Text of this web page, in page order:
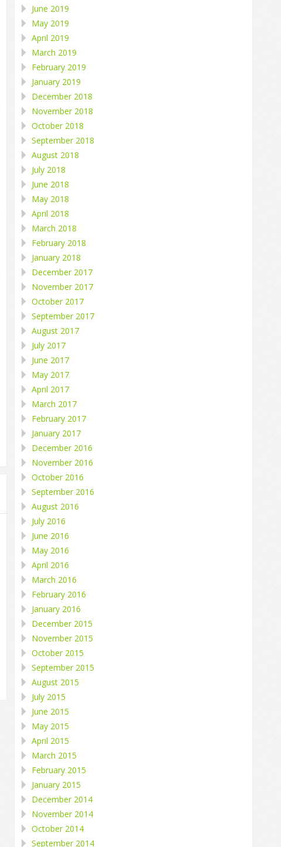
June 2019
May 2019
April 2019
March 2019
February 2019
January 2019
December 2018
November 2018
October 2018
September 2018
August 2018
July 2018
June 2018
May 2018
April 2018
March 2018
February 2018
January 2018
December 2017
November 2017
October 2017
September 2017
August 2017
July 2017
June 2017
May 2017
April 2017
March 2017
February 2017
January 2017
December 2016
November 2016
October 2016
September 2016
August 2016
July 2016
June 2016
May 2016
April 2016
March 2016
February 2016
January 2016
December 2015
November 2015
October 2015
September 2015
August 2015
July 2015
June 2015
May 2015
April 2015
March 2015
February 2015
January 2015
December 2014
November 2014
October 2014
September 2014